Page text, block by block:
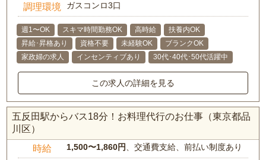
調理環境 ガスコンロ3口
週1〜OK スキマ時間勤務OK 高時給
扶養内OK
昇給･昇格あり
資格不要 未経験OK
ブランクOK
家政婦の求人
インセンティブあり 30代･40代･50代活躍中
この求人の詳細を見る
五反田駅からバス18分！お料理代行のお仕事（東京都品
川区）
時給 1,500〜1,860円、交通費支給、前払い制度あり